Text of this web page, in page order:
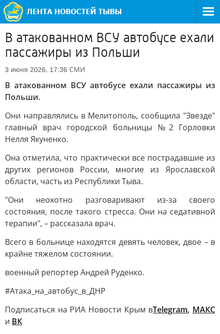
В атакованном ВСУ автобусе ехали
пассажиры из Польши
3 июня 2026, 17:36 СМИ
В атакованном ВСУ автобусе ехали пассажиры из
Польши.
Они направлялись в Мелитополь, сообщила "Звезде"
главный врач городской больницы №2 Горловки
Нелля Якуненко.
Она отметила, что практически все пострадавшие из
других регионов России, многие из Ярославской
области, часть из Республики Тыва.
"Они неохотно разговаривают из-за своего
состояния, после такого стресса. Они на седативной
терапии", – рассказала врач.
Всего в больнице находятся девять человек, двое – в
крайне тяжелом состоянии.
военный репортер Андрей Руденко.
#Атака_на_автобус_в_ДНР
Подписаться на РИА Новости Крым вTelegram, МАКС
и ВК